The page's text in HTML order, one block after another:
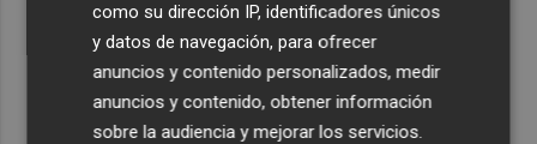
Company: “Estamos comenzando a ver el equipo que
queremos ver en la Liga”
Ocho helicópteros, un avión y más de 100 brigadas se
movilizan en Moratalla por un incendio forestal
como su dirección IP, identificadores únicos
y datos de navegación, para ofrecer
anuncios y contenido personalizados, medir
anuncios y contenido, obtener información
sobre la audiencia y mejorar los servicios.